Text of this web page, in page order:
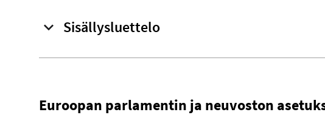
Sisällysluettelo
Euroopan parlamentin ja neuvoston